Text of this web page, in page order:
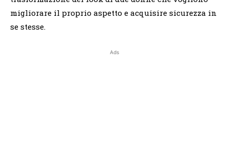
migliorare il proprio aspetto e acquisire sicurezza in
se stesse.
Ads